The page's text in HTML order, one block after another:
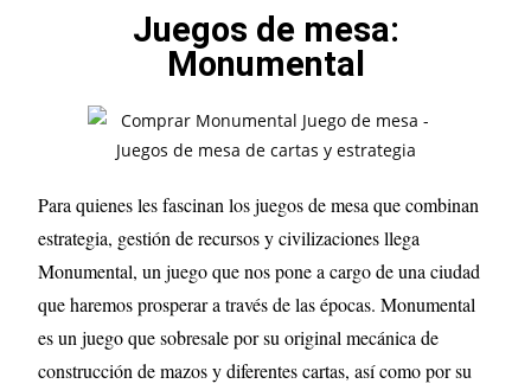
Juegos de mesa:
Monumental
Para quienes les fascinan los juegos de mesa que combinan
estrategia, gestión de recursos y civilizaciones llega
Monumental, un juego que nos pone a cargo de una ciudad
que haremos prosperar a través de las épocas. Monumental
es un juego que sobresale por su original mecánica de
construcción de mazos y diferentes cartas, así como por su